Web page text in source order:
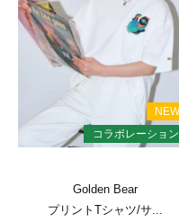
Golden Bear
プリントTシャツ/サ...